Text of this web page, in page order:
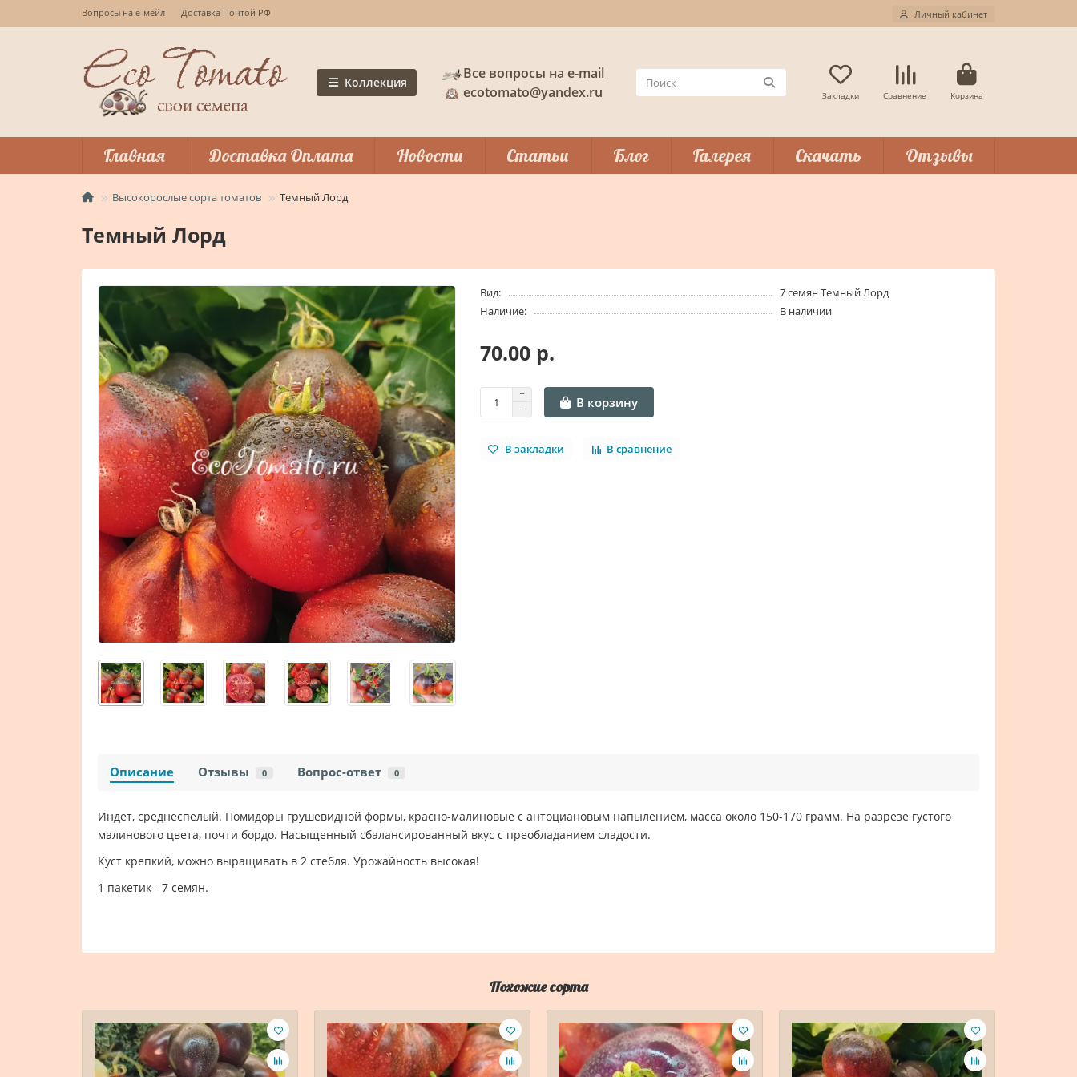
Вопросы на е-мейл Доставка Почтой РФ Личный кабинет
Коллекция
Все вопросы на e-mail
ecotomato@yandex.ru
Закладки Сравнение Корзина
Главная Доставка Оплата Новости Статьи Блог Галерея Скачать Отзывы
Высокорослые сорта томатов Темный Лорд
Темный Лорд
Вид:
7 семян Темный Лорд
Наличие:
В наличии
70.00 р.
В корзину
В закладки В сравнение
Описание Отзывы 0 Вопрос-ответ 0
Индет, среднеспелый. Помидоры грушевидной формы, красно-малиновые с антоциановым напылением, масса около 150-170 грамм. На разрезе густого
малинового цвета, почти бордо. Насыщенный сбалансированный вкус с преобладанием сладости.
Куст крепкий, можно выращивать в 2 стебля. Урожайность высокая!
1 пакетик - 7 семян.
Похожие сорта